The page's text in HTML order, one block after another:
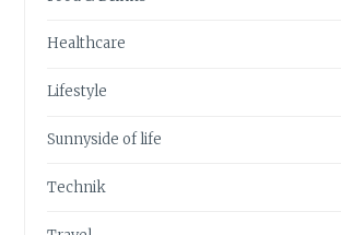
Healthcare
Lifestyle
Sunnyside of life
Technik